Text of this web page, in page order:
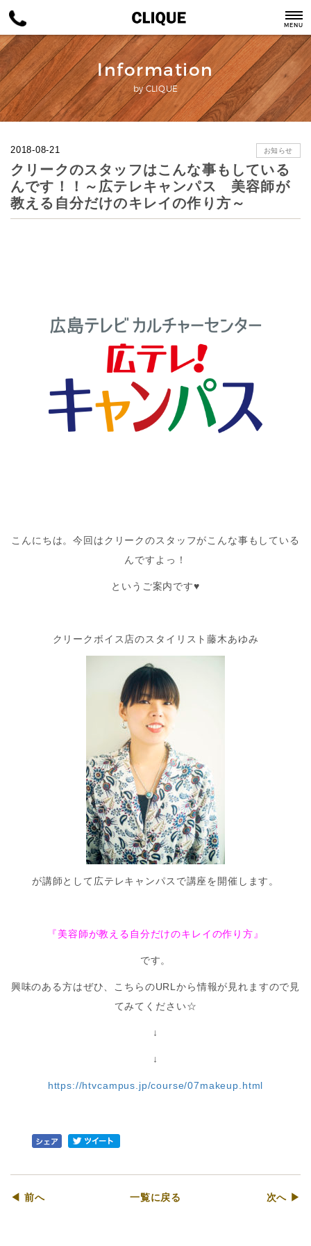
MENU
Information
by CLIQUE
2018-08-21 お知らせ
クリークのスタッフはこんな事もしている
んです！！～広テレキャンパス 美容師が
教える自分だけのキレイの作り方～
こんにちは。今回はクリークのスタッフがこんな事もしている
んですよっ！
というご案内です♥
クリークボイス店のスタイリスト藤木あゆみ
が講師として広テレキャンパスで講座を開催します。
『美容師が教える自分だけのキレイの作り方』
です。
興味のある方はぜひ、こちらのURLから情報が見れますので見
てみてください☆
↓
↓
https://htvcampus.jp/course/07makeup.html
◀ 前へ 一覧に戻る 次へ ▶